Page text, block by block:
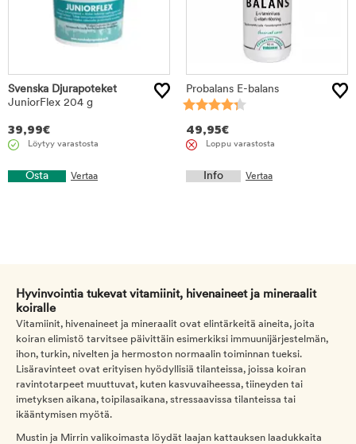
Svenska Djurapoteket
JuniorFlex 204 g
39,99€
Löytyy varastosta
Osta Vertaa
Probalans E-balans
49,95€
Loppu varastosta
Info Vertaa
Hyvinvointia tukevat vitamiinit, hivenaineet ja mineraalit
koiralle
Vitamiinit, hivenaineet ja mineraalit ovat elintärkeitä aineita, joita
koiran elimistö tarvitsee päivittäin esimerkiksi immuunijärjestelmän,
ihon, turkin, nivelten ja hermoston normaalin toiminnan tueksi.
Lisäravinteet ovat erityisen hyödyllisiä tilanteissa, joissa koiran
ravintotarpeet muuttuvat, kuten kasvuvaiheessa, tiineyden tai
imetyksen aikana, toipilasaikana, stressaavissa tilanteissa tai
ikääntymisen myötä.
Mustin ja Mirrin valikoimasta löydät laajan kattauksen laadukkaita